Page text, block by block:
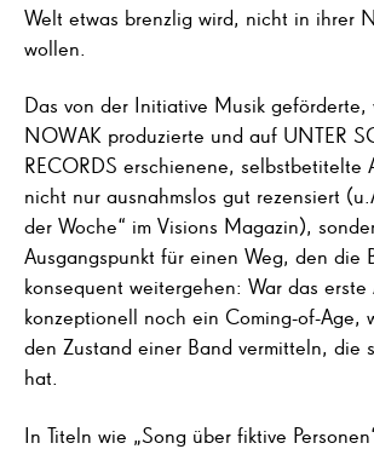
Welt etwas brenzlig wird, nicht in ihrer
wollen.
Das von der Initiative Musik geförderte,
NOWAK produzierte und auf UNTER
RECORDS erschienene, selbstbetitelte
nicht nur ausnahmslos gut rezensiert
der Woche“ im Visions Magazin),
Ausgangspunkt für einen Weg, den die
konsequent weitergehen: War das erste
konzeptionell noch ein Coming-of-Age,
den Zustand einer Band vermitteln, die
hat.
In Titeln wie „Song über fiktive